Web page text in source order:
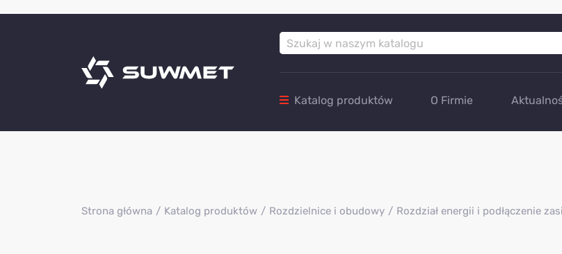
Katalog produktów O Firmie
Strona główna Katalog produktów Rozdzielnice i obudowy Rozdział energii i podłączenie